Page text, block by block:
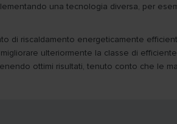
una tecnologia diversa, per
di riscaldamento energeticamente
ulteriormente la classe di
ottimi risultati, tenuto conto che le